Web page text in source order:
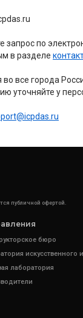
запрос по
в разделе
все города
уточняйте у
публичной офертой.
бюро
искусственного
лаборатория